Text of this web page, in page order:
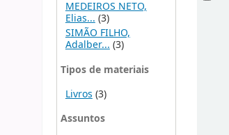
MEDEIROS NETO,
Elias... (3)
SIMÃO FILHO,
Adalber...(3)
Tipos de materiais
Livros (3)
Assuntos